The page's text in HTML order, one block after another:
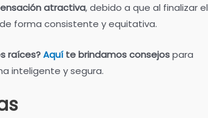
atractiva, debido a que al finalizar el
forma consistente y equitativa.
raíces?Aquíte brindamos consejospara
inteligente y segura.